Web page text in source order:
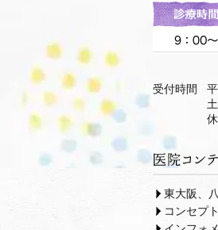
受付時間
東大阪、
コンセプト